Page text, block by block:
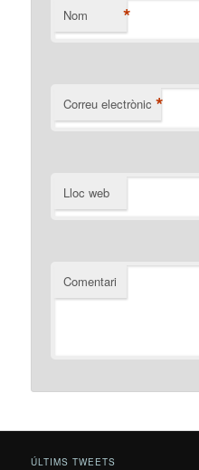
Nom *
Correu electrònic *
Lloc web
Comentari
ÚLTIMS TWEETS